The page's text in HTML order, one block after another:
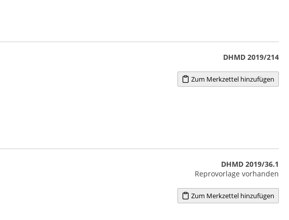
DHMD 2019/214
Zum Merkzettel hinzufügen
DHMD 2019/36.1
Reprovorlage vorhanden
Zum Merkzettel hinzufügen